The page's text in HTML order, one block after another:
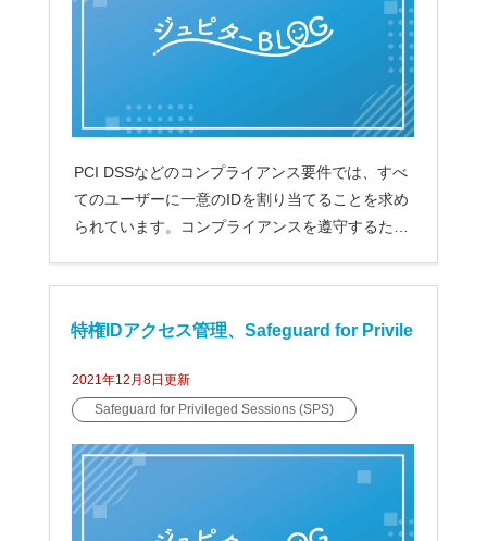
PCI DSSなどのコンプライアンス要件では、すべ
てのユーザーに一意のIDを割り当てることを求め
られています。コンプライアンスを遵守するため
特権IDアクセス管理、Safeguard for Privile
ged Sessions（SPS）の動作モードについ
2021年12月8日 更新
Safeguard for Privileged Sessions (SPS)